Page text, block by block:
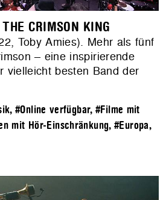
CRIMSON KING
Toby Amies). Mehr als fünf
– eine inspirierende
vielleicht besten Band der
, #Online verfügbar,#Filme mit
mit Hör-Einschränkung,#Europa,